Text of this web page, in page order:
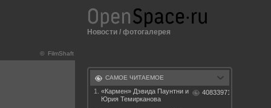
© FilmShaft
Новости / фотогалерея
САМОЕ ЧИТАЕМОЕ
1.
«Кармен» Дэвида Паунтни и
Юрия Темирканова
40833971